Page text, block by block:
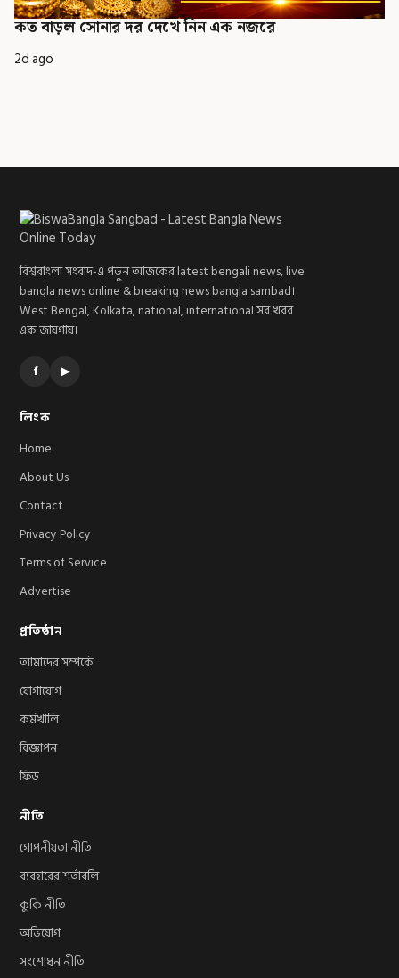
কত বাড়ল সোনার দর দেখে নিন এক নজরে
2d ago
বিশ্ববাংলা সংবাদ-এ পড়ুন আজকের latest bengali news, live
bangla news online & breaking news bangla sambad।
West Bengal, Kolkata, national, international সব খবর
এক জায়গায়।
f ▶
লিংক
Home
About Us
Contact
Privacy Policy
Terms of Service
Advertise
প্রতিষ্ঠান
আমাদের সম্পর্কে
যোগাযোগ
কর্মখালি
বিজ্ঞাপন
ফিড
নীতি
গোপনীয়তা নীতি
ব্যবহারের শর্তাবলি
কুকি নীতি
অভিযোগ
সংশোধন নীতি